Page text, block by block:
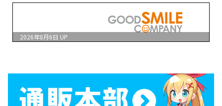
2026年8月6日 UP